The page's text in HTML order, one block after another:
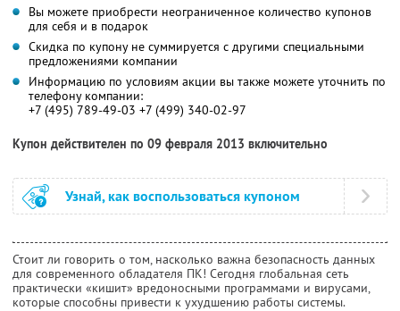
Вы можете приобрести неограниченное количество купонов
для себя и в подарок
Скидка по купону не суммируется с другими специальными
предложениями компании
Информацию по условиям акции вы также можете уточнить по
телефону компании:
+7 (495) 789-49-03 +7 (499) 340-02-97
Купон действителен по 09 февраля 2013 включительно
Узнай, как воспользоваться купоном
Стоит ли говорить о том, насколько важна безопасность данных
для современного обладателя ПК! Сегодня глобальная сеть
практически «кишит» вредоносными программами и вирусами,
которые способны привести к ухудшению работы системы.